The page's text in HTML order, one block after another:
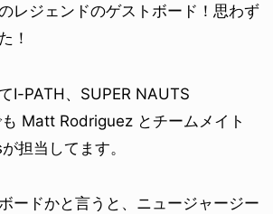
レジェンドのゲストボード！思わず
！
I-PATH、SUPER NAUTS
も Matt Rodriguez とチームメイト
担当してます。
ードかと言うと、ニュージャージー